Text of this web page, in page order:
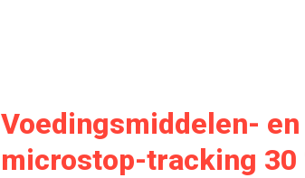
Voedingsmiddelen-
microstop-tracking 30